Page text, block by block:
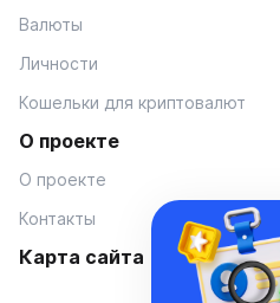
Валюты
Личности
Кошельки для криптовалют
О проекте
О проекте
Контакты
Карта сайта